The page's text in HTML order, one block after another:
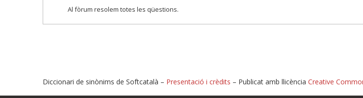
Al fòrum resolem totes les qüestions.
Diccionari de sinònims de Softcatalà – Presentació i crèdits – Publicat amb llicència Creative